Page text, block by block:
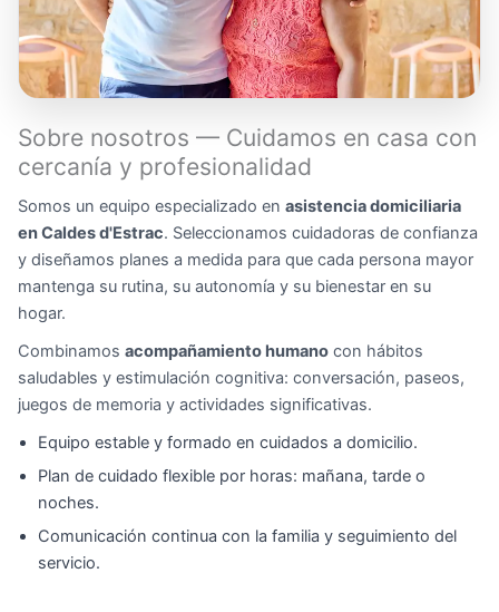
Sobre nosotros — Cuidamos en casa con
cercanía y profesionalidad
Somos un equipo especializado en asistencia domiciliaria
en Caldes d'Estrac. Seleccionamos cuidadoras de confianza
y diseñamos planes a medida para que cada persona mayor
mantenga su rutina, su autonomía y su bienestar en su
hogar.
Combinamos acompañamiento humano con hábitos
saludables y estimulación cognitiva: conversación, paseos,
juegos de memoria y actividades significativas.
Equipo estable y formado en cuidados a domicilio.
Plan de cuidado flexible por horas: mañana, tarde o
noches.
Comunicación continua con la familia y seguimiento del
servicio.